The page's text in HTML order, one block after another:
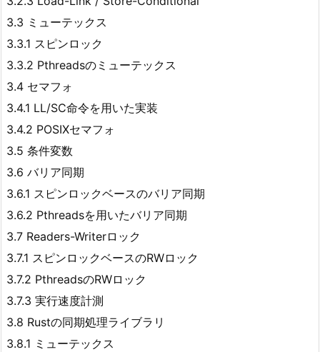
3.3 ミューテックス
3.3.1 スピンロック
3.3.2 Pthreadsのミューテックス
3.4 セマフォ
3.4.1 LL/SC命令を用いた実装
3.4.2 POSIXセマフォ
3.5 条件変数
3.6 バリア同期
3.6.1 スピンロックベースのバリア同期
3.6.2 Pthreadsを用いたバリア同期
3.7 Readers-Writerロック
3.7.1 スピンロックベースのRWロック
3.7.2 PthreadsのRWロック
3.7.3 実行速度計測
3.8 Rustの同期処理ライブラリ
3.8.1 ミューテックス